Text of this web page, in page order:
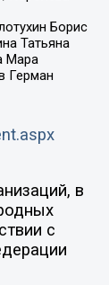
Борис
Татьяна
Мара
Герман
в
с